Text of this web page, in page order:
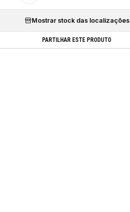
Mostrar stock das localizações
PARTILHAR ESTE PRODUTO